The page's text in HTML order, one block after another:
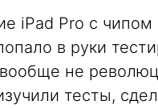
iPad Pro с
в руки
не
тесты,